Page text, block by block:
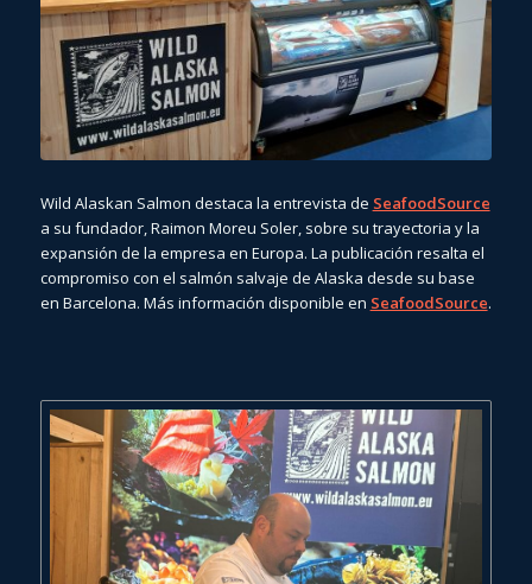
Wild Alaskan Salmon destaca la entrevista de SeafoodSource
a su fundador, Raimon Moreu Soler, sobre su trayectoria y la
expansión de la empresa en Europa. La publicación resalta el
compromiso con el salmón salvaje de Alaska desde su base
en Barcelona. Más información disponible en SeafoodSource.